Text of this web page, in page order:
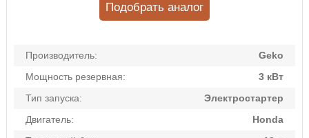
Производитель:
Geko
Мощность резервная:
3 кВт
Тип запуска:
Электростартер
Двигатель:
Honda
Подобрать аналог